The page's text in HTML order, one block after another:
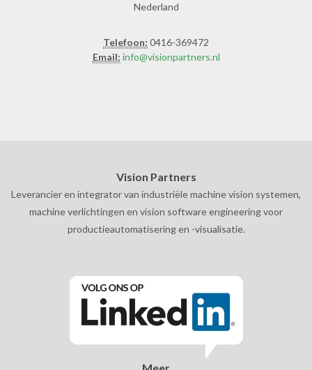
Nederland
Telefoon: 0416-369472
Email: info@visionpartners.nl
Vision Partners
Leverancier en integrator van industriële machine vision systemen,
machine verlichtingen en vision software engineering voor
productieautomatisering en -visualisatie.